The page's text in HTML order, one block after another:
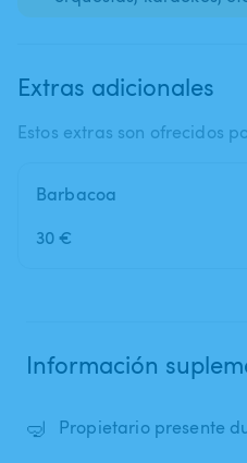
Extras adicionales
Estos extras son ofrecidos
Barbacoa
30 €
Información
🤿 Propietario presente